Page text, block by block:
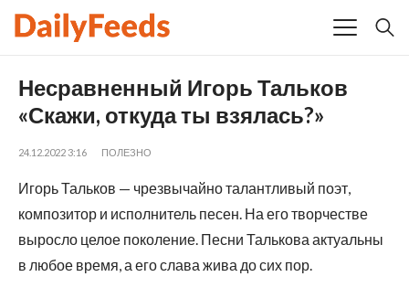
Несравненный Игорь Тальков
«Скажи, откуда ты взялась?»
24.12.2022 3:16 ПОЛЕЗНО
Игорь Тальков — чрезвычайно талантливый поэт,
композитор и исполнитель песен. На его творчестве
выросло целое поколение. Песни Талькова актуальны
в любое время, а его слава жива до сих пор.